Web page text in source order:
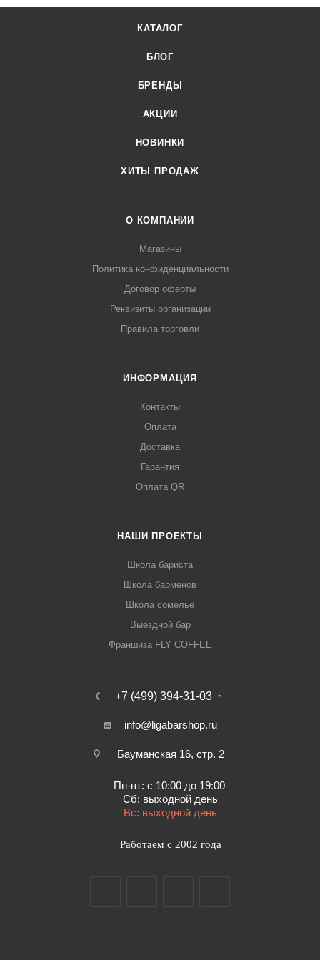
03 или онлайн через корзину личного кабинета.
КАТАЛОГ
БЛОГ
БРЕНДЫ
АКЦИИ
НОВИНКИ
ХИТЫ ПРОДАЖ
О КОМПАНИИ
Магазины
Политика конфиденциальности
Договор оферты
Реквизиты организации
Правила торговли
ИНФОРМАЦИЯ
Контакты
Оплата
Доставка
Гарантия
Оплата QR
НАШИ ПРОЕКТЫ
Школа бариста
Школа барменов
Школа сомелье
Выездной бар
Франшиза FLY COFFEE
+7 (499) 394-31-03
info@ligabarshop.ru
Бауманская 16, стр. 2
Пн-пт: с 10:00 до 19:00
Сб: выходной день
Вс: выходной день
Работаем с 2002 года